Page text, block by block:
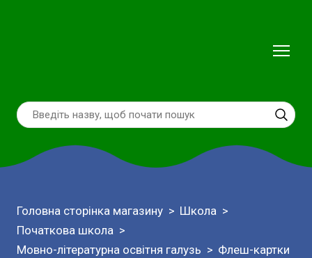
Головна сторінка магазину
Школа
Початкова школа
Мовно-літературна освітня галузь
Флеш-картки